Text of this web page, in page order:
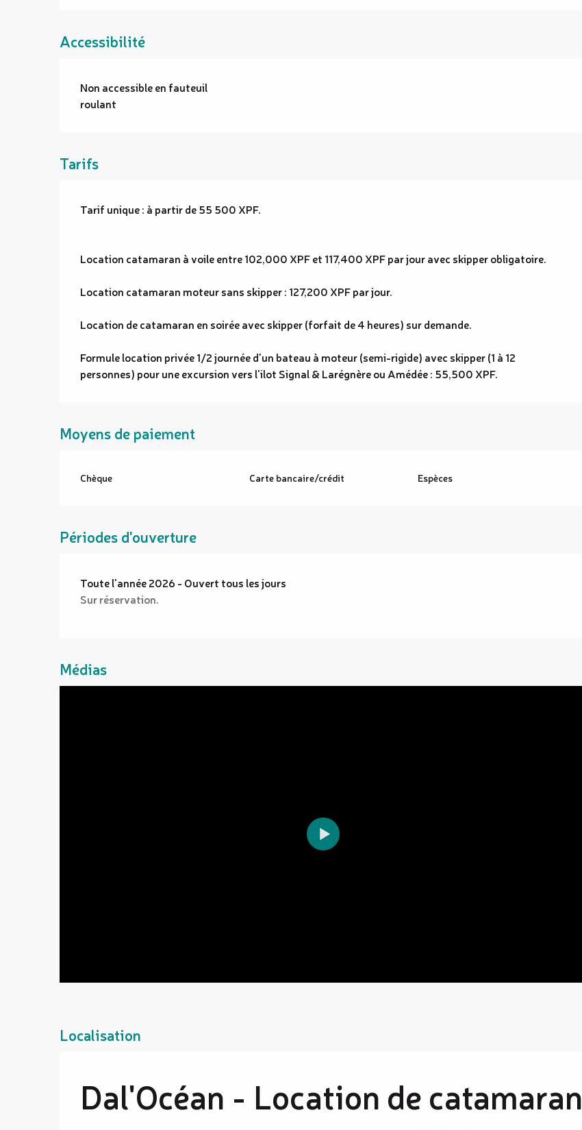
Accessibilité
Non accessible en fauteuil
roulant
Tarifs
Tarif unique : à partir de 55 500 XPF.
Location catamaran à voile entre 102,000 XPF et 117,400 XPF par jour avec skipper obligatoire.
Location catamaran moteur sans skipper : 127,200 XPF par jour.
Location de catamaran en soirée avec skipper (forfait de 4 heures) sur demande.
Formule location privée 1/2 journée d'un bateau à moteur (semi-rigide) avec skipper (1 à 12
personnes) pour une excursion vers l'ilot Signal & Larégnère ou Amédée : 55,500 XPF.
Moyens de paiement
Chèque Carte bancaire/crédit Espèces
Périodes d'ouverture
Toute l'année 2026 - Ouvert tous les jours
Sur réservation.
Médias
Localisation
Dal'Océan - Location de catamaran